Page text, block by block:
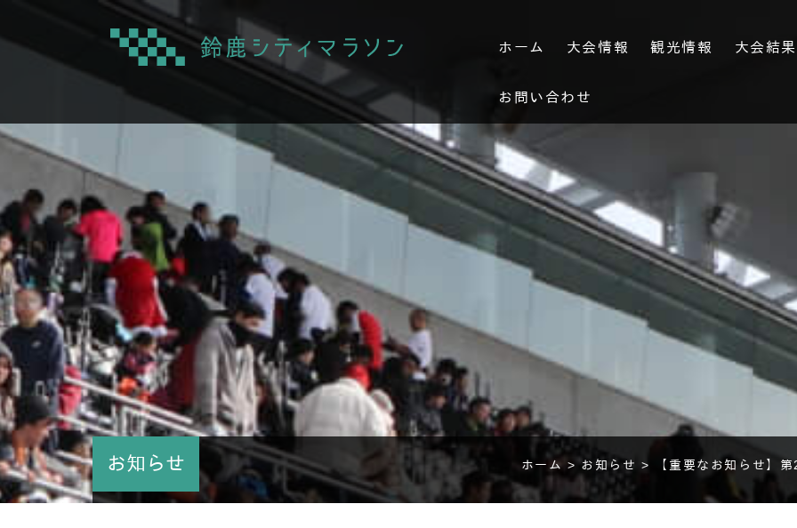
ホーム 大会情報 観光情報 大会結果
お問い合わせ
お知らせ ホーム >お知らせ >
【重要なお知らせ】